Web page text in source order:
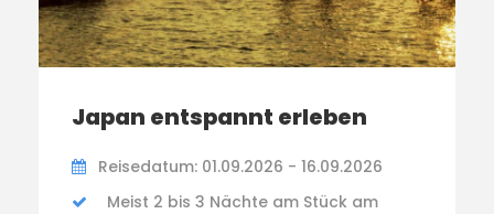
Japan entspannt erleben
Reisedatum: 01.09.2026 - 16.09.2026
Meist 2 bis 3 Nächte am Stück am